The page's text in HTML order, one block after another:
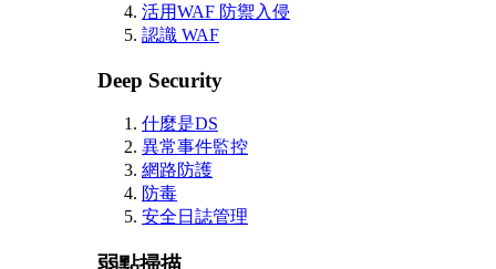
活用WAF 防禦入侵
認識 WAF
Deep Security
什麼是DS
異常事件監控
網路防護
防毒
安全日誌管理
弱點掃描